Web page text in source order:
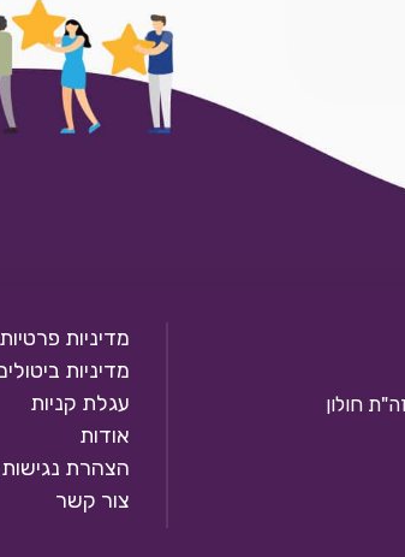
מדיניות פרטיות
מדיניות
עגלת קניות
אודות
הצהרת נגישות
צור קשר